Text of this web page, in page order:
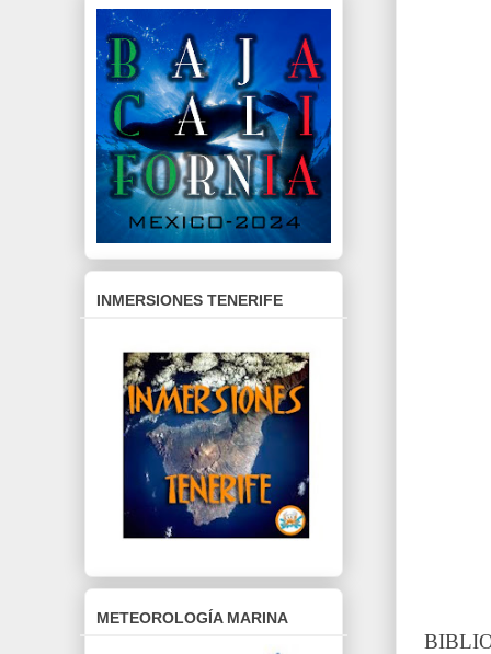
INMERSIONES TENERIFE
METEOROLOGÍA MARINA